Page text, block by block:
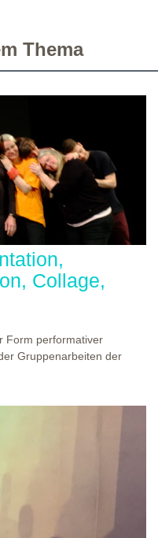
Thema
Collage,
Form performativer
Gruppenarbeiten der
Studierenden des
Begegnungen und